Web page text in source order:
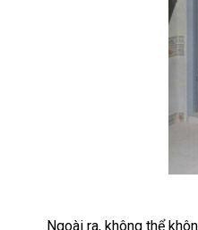
Ngoài ra, không thể